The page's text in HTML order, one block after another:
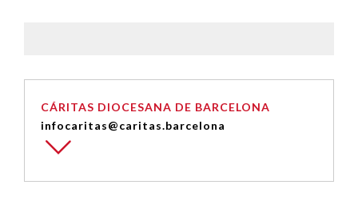
CÁRITAS DIOCESANA DE BARCELONA
infocaritas@caritas.barcelona